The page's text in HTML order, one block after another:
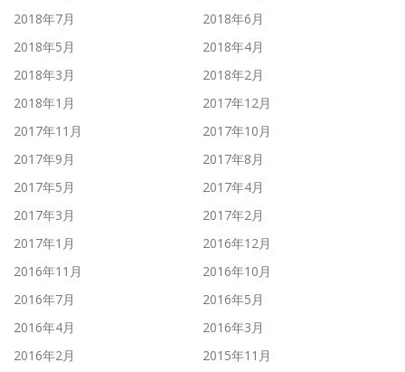
2018年7月
2018年6月
2018年5月
2018年4月
2018年3月
2018年2月
2018年1月
2017年12月
2017年11月
2017年10月
2017年9月
2017年8月
2017年5月
2017年4月
2017年3月
2017年2月
2017年1月
2016年12月
2016年11月
2016年10月
2016年7月
2016年5月
2016年4月
2016年3月
2016年2月
2015年11月